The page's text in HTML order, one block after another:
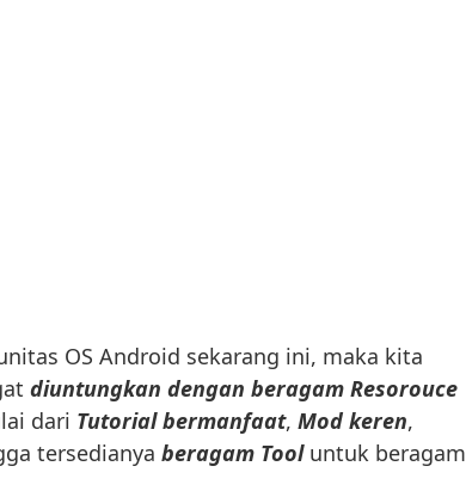
OS Android sekarang ini, maka kita
diuntungkan dengan beragam Resorouce
dari Tutorial bermanfaat, Mod keren,
tersedianya beragam Tooluntuk beragam